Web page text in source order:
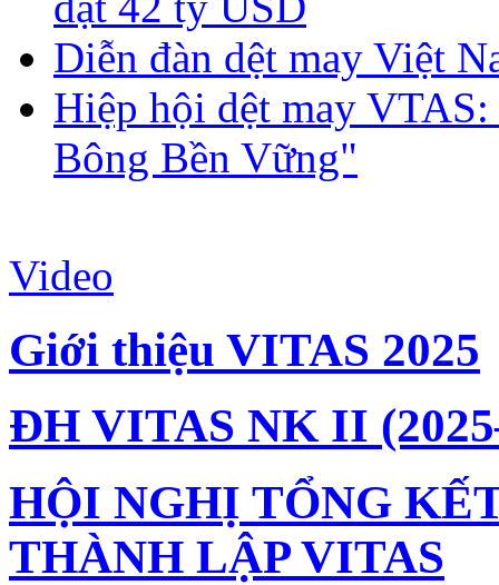
Diễn đàn dệt may Việt
Hiệp hội dệt may
Bông Bền Vững"
Video
Giới thiệu VITAS 2025
ĐH VITAS NK II
HỘI NGHỊ TỔNG
THÀNH LẬP VITAS